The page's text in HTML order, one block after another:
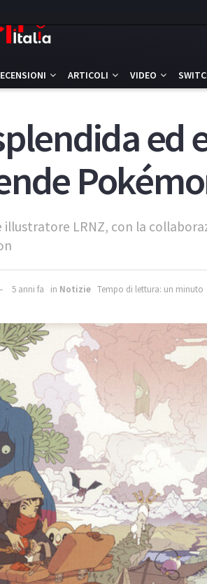
ARTICOLI VIDEO
ed
LRNZ, con la
5 anni fa in Notizie Tempo di lettura: un minuto